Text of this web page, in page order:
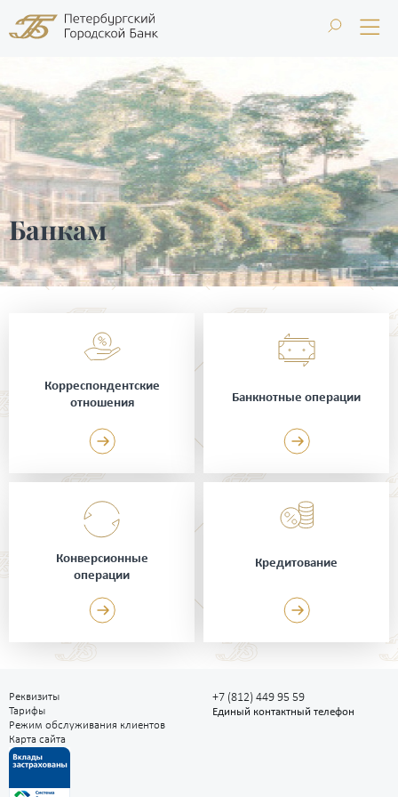
Банкам
Корреспондентские
отношения
Банкнотные операции
Конверсионные
операции
Кредитование
Реквизиты
Тарифы
Режим обслуживания клиентов
Карта сайта
+7 (812) 449 95 59
Единый контактный телефон